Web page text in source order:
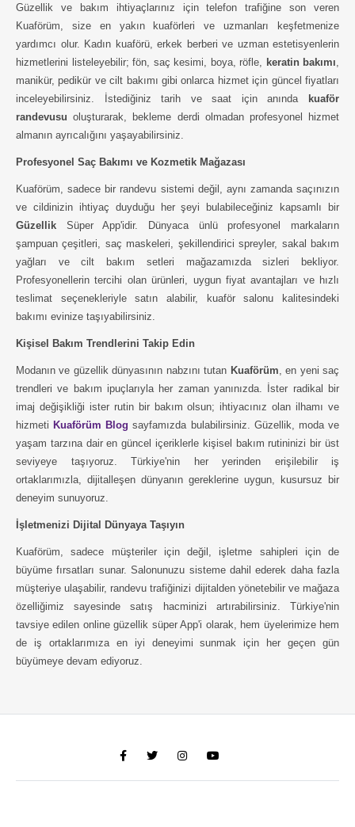
Güzellik ve bakım ihtiyaçlarınız için telefon trafiğine son veren
Kuaförüm, size en yakın kuaförleri ve uzmanları keşfetmenize
yardımcı olur. Kadın kuaförü, erkek berberi ve uzman estetisyenlerin
hizmetlerini listeleyebilir; fön, saç kesimi, boya, röfle, keratin bakımı
manikür, pedikür ve cilt bakımı gibi onlarca hizmet için güncel fiyatları
inceleyebilirsiniz. İstediğiniz tarih ve saat için anında kuaför
randevusu oluşturarak, bekleme derdi olmadan profesyonel hizmet
almanın ayrıcalığını yaşayabilirsiniz.
Profesyonel Saç Bakımı ve Kozmetik Mağazası
Kuaförüm, sadece bir randevu sistemi değil, aynı zamanda saçınızın
ve cildinizin ihtiyaç duyduğu her şeyi bulabileceğiniz kapsamlı bir
Güzellik Süper App'idir. Dünyaca ünlü profesyonel markaların
şampuan çeşitleri, saç maskeleri, şekillendirici spreyler, sakal bakım
yağları ve cilt bakım setleri mağazamızda sizleri bekliyor.
Profesyonellerin tercihi olan ürünleri, uygun fiyat avantajları ve hızlı
teslimat seçenekleriyle satın alabilir, kuaför salonu kalitesindeki
bakımı evinize taşıyabilirsiniz.
Kişisel Bakım Trendlerini Takip Edin
Modanın ve güzellik dünyasının nabzını tutan Kuaförüm , en yeni saç
trendleri ve bakım ipuçlarıyla her zaman yanınızda. İster radikal bir
imaj değişikliği ister rutin bir bakım olsun; ihtiyacınız olan ilhamı ve
hizmetiKuaförüm Blog sayfamızda bulabilirsiniz. Güzellik, moda ve
yaşam tarzına dair en güncel içeriklerle kişisel bakım rutininizi bir üst
seviyeye taşıyoruz. Türkiye'nin her yerinden erişilebilir iş
ortaklarımızla, dijitalleşen dünyanın gereklerine uygun, kusursuz bir
deneyim sunuyoruz.
İşletmenizi Dijital Dünyaya Taşıyın
Kuaförüm, sadece müşteriler için değil, işletme sahipleri için de
büyüme fırsatları sunar. Salonunuzu sisteme dahil ederek daha fazla
müşteriye ulaşabilir, randevu trafiğinizi dijitalden yönetebilir ve mağaza
özelliğimiz sayesinde satış hacminizi artırabilirsiniz. Türkiye'nin
tavsiye edilen online güzellik süper App'i olarak, hem üyelerimize hem
de iş ortaklarımıza en iyi deneyimi sunmak için her geçen gün
büyümeye devam ediyoruz.